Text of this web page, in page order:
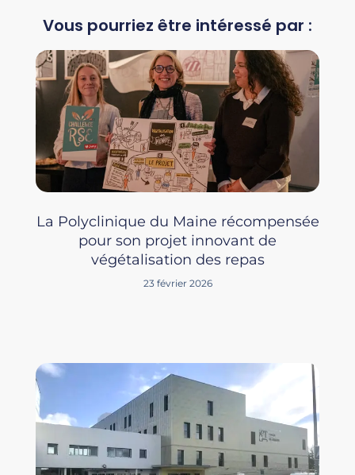
Vous pourriez être intéressé par :
La Polyclinique du Maine récompensée
pour son projet innovant de
végétalisation des repas
23 février 2026